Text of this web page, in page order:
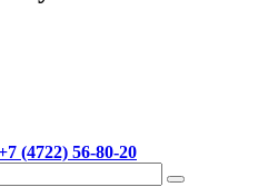
(4722) 56-80-20